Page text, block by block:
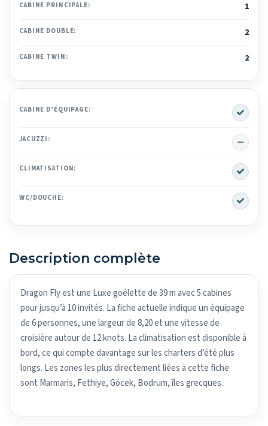
CABINE PRINCIPALE: 1
CABINE DOUBLE: 2
CABINE TWIN: 2
CABINE D'ÉQUIPAGE: Yes
JACUZZI: No
CLIMATISATION: Yes
WC/DOUCHE: Yes
Description complète
Dragon Fly est une Luxe goélette de 39 m avec 5 cabines
pour jusqu’à 10 invités. La fiche actuelle indique un équipage
de 6 personnes, une largeur de 8,20 et une vitesse de
croisière autour de 12 knots. La climatisation est disponible à
bord, ce qui compte davantage sur les charters d’été plus
longs. Les zones les plus directement liées à cette fiche
sont Marmaris, Fethiye, Göcek, Bodrum, îles grecques.